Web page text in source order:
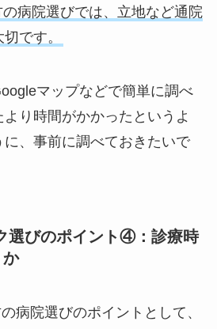
病院選びでは、立地など通院
です。
マップなどで簡単に調べ
り時間がかかったというよ
に、事前に調べておきたいで
選びのポイント④：診療時
か
病院選びのポイントとして、